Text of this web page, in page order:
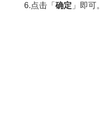
6.点击「 确定 」即可。